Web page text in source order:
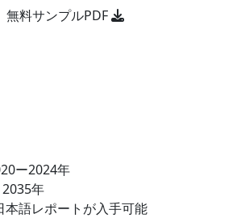
無料サンプルPDF
ー2024年
年
本語レポートが入手可能